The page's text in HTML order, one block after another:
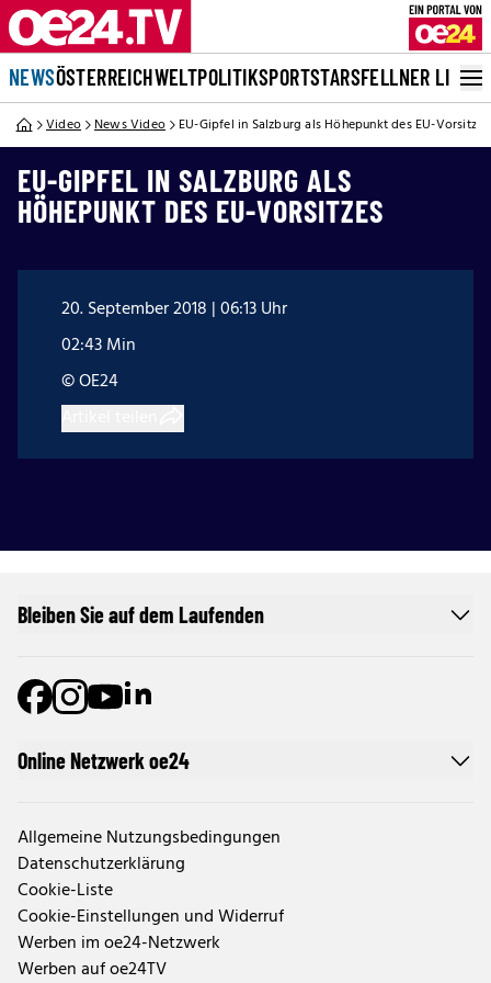
NEWSÖSTERREICHWELTPOLITIKSPORTSTARSFELLNER LIVE
Video News Video EU-Gipfel in Salzburg als Höhepunkt des EU-Vorsitzes
EU-GIPFEL IN SALZBURG ALS
HÖHEPUNKT DES EU-VORSITZES
20. September 2018 | 06:13 Uhr
02:43 Min
© OE24
Online Netzwerk oe24
Allgemeine Nutzungsbedingungen
Datenschutzerklärung
Cookie-Liste
Cookie-Einstellungen und Widerruf
Werben im oe24-Netzwerk
Werben auf oe24TV
Bleiben Sie auf dem Laufenden